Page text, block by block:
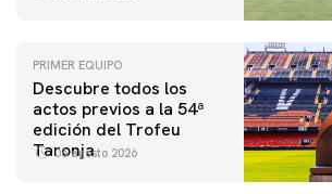
PRIMER EQUIPO
Descubre todos los
actos previos a la 54ª
edición del Trofeu
Taronja
06 agosto 2026